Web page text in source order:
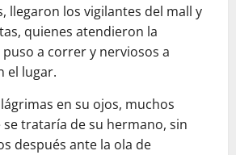
llegaron los vigilantes del mall y
quienes atendieron la
a correr y nerviosos a
el lugar.
en su ojos, muchos
trataría de su hermano, sin
después ante la ola de